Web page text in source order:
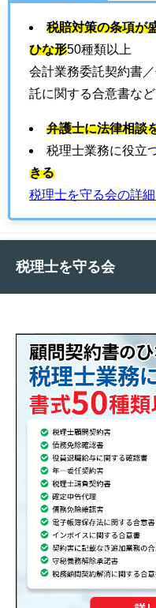
税賠対策の条項が
ひな形50種類以上
会計業務委託契約書
託に関する合意書など
弁護士に法律相談
税理士業務に役立
きる
税理士を守る会の詳
税理士を守る会